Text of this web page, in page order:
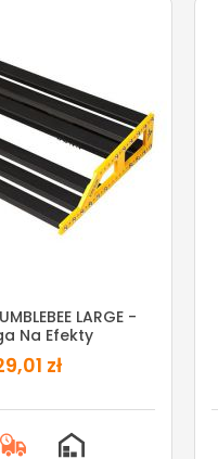
LARGE -
Na Efekty
zł